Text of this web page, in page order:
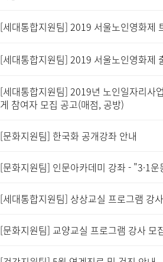
[세대통합지원팀] 2019 서울노인영화제
[세대통합지원팀] 2019 서울노인영화제
[세대통합지원팀] 2019년 노인일자리사
게 참여자 모집 공고(매점, 공방)
[문화지원팀] 한국화 공개강좌 안내
[문화지원팀] 인문아카데미 강좌 - "3·1
[세대통합지원팀] 상상교실 프로그램 강
[문화지원팀] 교양교실 프로그램 강사 모